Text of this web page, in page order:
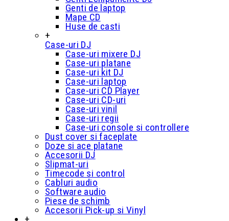
Genti de laptop
Mape CD
Huse de casti
+
Case-uri DJ
Case-uri mixere DJ
Case-uri platane
Case-uri kit DJ
Case-uri laptop
Case-uri CD Player
Case-uri CD-uri
Case-uri vinil
Case-uri regii
Case-uri console si controllere
Dust cover si faceplate
Doze si ace platane
Accesorii DJ
Slipmat-uri
Timecode si control
Cabluri audio
Software audio
Piese de schimb
Accesorii Pick-up si Vinyl